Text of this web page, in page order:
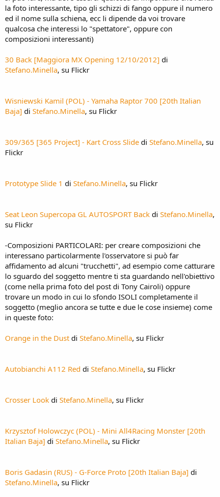
la foto interessante, tipo gli schizzi di fango oppure il numero
ed il nome sulla schiena, ecc li dipende da voi trovare
qualcosa che interessi lo "spettatore", oppure con
composizioni interessanti)
30 Back [Maggiora MX Opening 12/10/2012] di
Stefano.Minella, su Flickr
Wisniewski Kamil (POL) - Yamaha Raptor 700 [20th Italian
Baja] di Stefano.Minella, su Flickr
309/365 [365 Project] - Kart Cross Slide di Stefano.Minella, su
Flickr
Prototype Slide 1 di Stefano.Minella, su Flickr
Seat Leon Supercopa GL AUTOSPORT Back di Stefano.Minella,
su Flickr
-Composizioni PARTICOLARI: per creare composizioni che
interessano particolarmente l'osservatore si può far
affidamento ad alcuni "trucchetti", ad esempio come catturare
lo sguardo del soggetto mentre ti sta guardando nell'obiettivo
(come nella prima foto del post di Tony Cairoli) oppure
trovare un modo in cui lo sfondo ISOLI completamente il
soggetto (meglio ancora se tutte e due le cose insieme) come
in queste foto:
Orange in the Dust di Stefano.Minella, su Flickr
Autobianchi A112 Red di Stefano.Minella, su Flickr
Crosser Look di Stefano.Minella, su Flickr
Krzysztof Holowczyc (POL) - Mini All4Racing Monster [20th
Italian Baja] di Stefano.Minella, su Flickr
Boris Gadasin (RUS) - G-Force Proto [20th Italian Baja] di
Stefano.Minella, su Flickr